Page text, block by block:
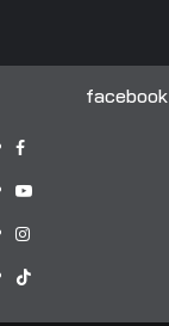
facebook
facebook
youtube
instagram
tiktok